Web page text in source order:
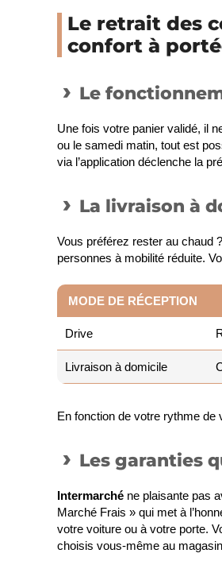
Le retrait des
confort à
Le
Une fois votre panier validé, il
ou le samedi matin, tout est
via l’application déclenche la
La livraison à
Vous préférez rester au chaud
personnes à mobilité réduite.
MODE DE RÉCEPTION
Drive
Livraison à domicile
En fonction de votre rythme
Les garanties
Intermarché ne plaisante pas
Marché Frais » qui met à
votre voiture ou à votre porte.
choisis vous-même au